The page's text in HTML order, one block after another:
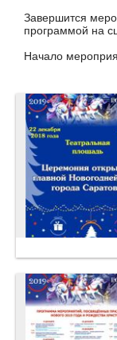
Завершится
программой на
Начало